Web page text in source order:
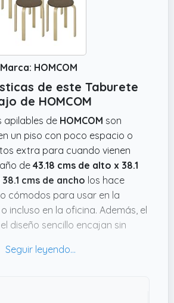
Marca: HOMCOM
de este Taburete
de HOMCOM
apilables de HOMCOM son
un piso con poco espacio o
extra para cuando vienen
de 43.18 cms de alto x 38.1
cms de ancho los hace
cómodos para usar en la
incluso en la oficina. Además, el
diseño sencillo encajan sin
un rato sentado, y el